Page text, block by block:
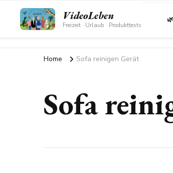
VideoLeben
Freizeit · Urlaub · Produkttests
Home Sofa reinigen Gerät
Sofa